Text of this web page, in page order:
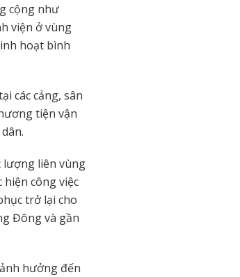
cộng như
viện ở vùng
hoạt bình
các cảng, sân
tiện vận
lượng liên vùng
công việc
trở lại cho
Đông và gần
hưởng đến